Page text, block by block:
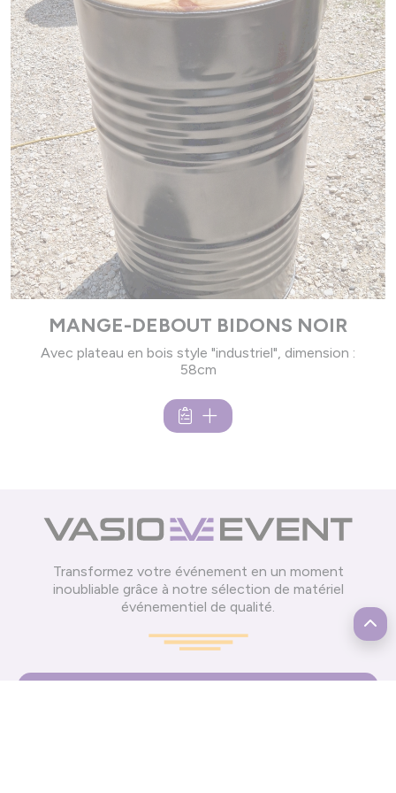
MANGE-DEBOUT BIDONS NOIR
Avec plateau en bois style "industriel", dimension :
58cm
Transformez votre événement en un moment
inoubliable grâce à notre sélection de matériel
événementiel de qualité.